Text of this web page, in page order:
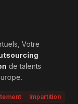
Votre
de talents
Impartition